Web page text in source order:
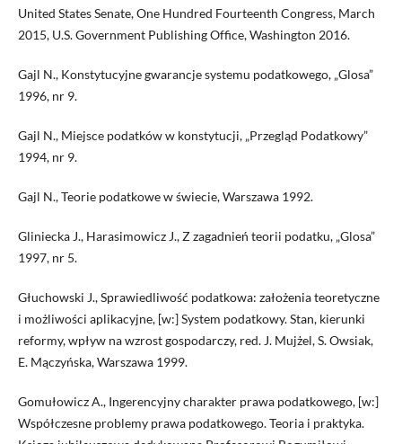
United States Senate, One Hundred Fourteenth Congress, March
2015, U.S. Government Publishing Office, Washington 2016.
Gajl N., Konstytucyjne gwarancje systemu podatkowego, „Glosa”
1996, nr 9.
Gajl N., Miejsce podatków w konstytucji, „Przegląd Podatkowy”
1994, nr 9.
Gajl N., Teorie podatkowe w świecie, Warszawa 1992.
Gliniecka J., Harasimowicz J., Z zagadnień teorii podatku, „Glosa”
1997, nr 5.
Głuchowski J., Sprawiedliwość podatkowa: założenia teoretyczne
i możliwości aplikacyjne, [w:] System podatkowy. Stan, kierunki
reformy, wpływ na wzrost gospodarczy, red. J. Mujżel, S. Owsiak,
E. Mączyńska, Warszawa 1999.
Gomułowicz A., Ingerencyjny charakter prawa podatkowego, [w:]
Współczesne problemy prawa podatkowego. Teoria i praktyka.